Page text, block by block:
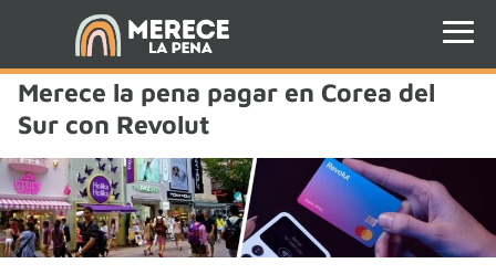
Merece la pena pagar en Corea del
Sur con Revolut